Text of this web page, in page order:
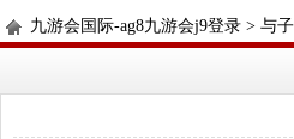
九游会国际-ag8九游会j9登录 > 与